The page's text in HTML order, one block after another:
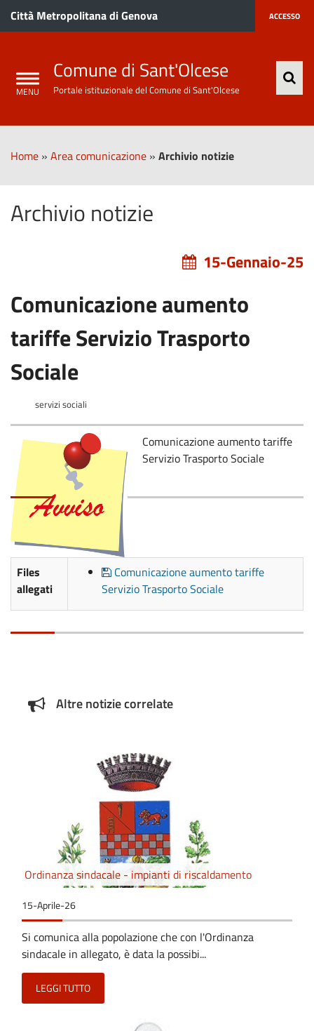
Città Metropolitana di Genova ACCESSO
Comune di Sant'Olcese
Portale istituzionale del Comune di Sant'Olcese
Home » Area comunicazione » Archivio notizie
Archivio notizie
15-Gennaio-25
Comunicazione aumento
tariffe Servizio Trasporto
Sociale
servizi sociali
Comunicazione aumento tariffe
Servizio Trasporto Sociale
Files
allegati
Comunicazione aumento tariffe
Servizio Trasporto Sociale
Altre notizie correlate
Ordinanza sindacale - impianti di riscaldamento
15-Aprile-26
Si comunica alla popolazione che con l'Ordinanza
sindacale in allegato, è data la possibi...
LEGGI TUTTO